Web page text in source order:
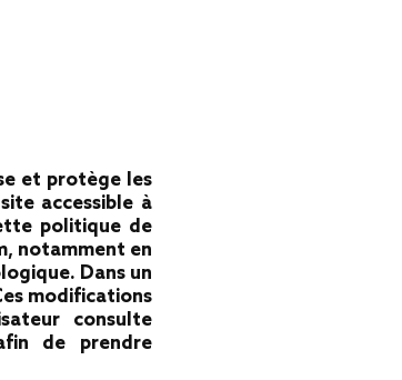
et protège les
accessible à
politique de
notamment en
Dans un
modifications
consulte
de prendre